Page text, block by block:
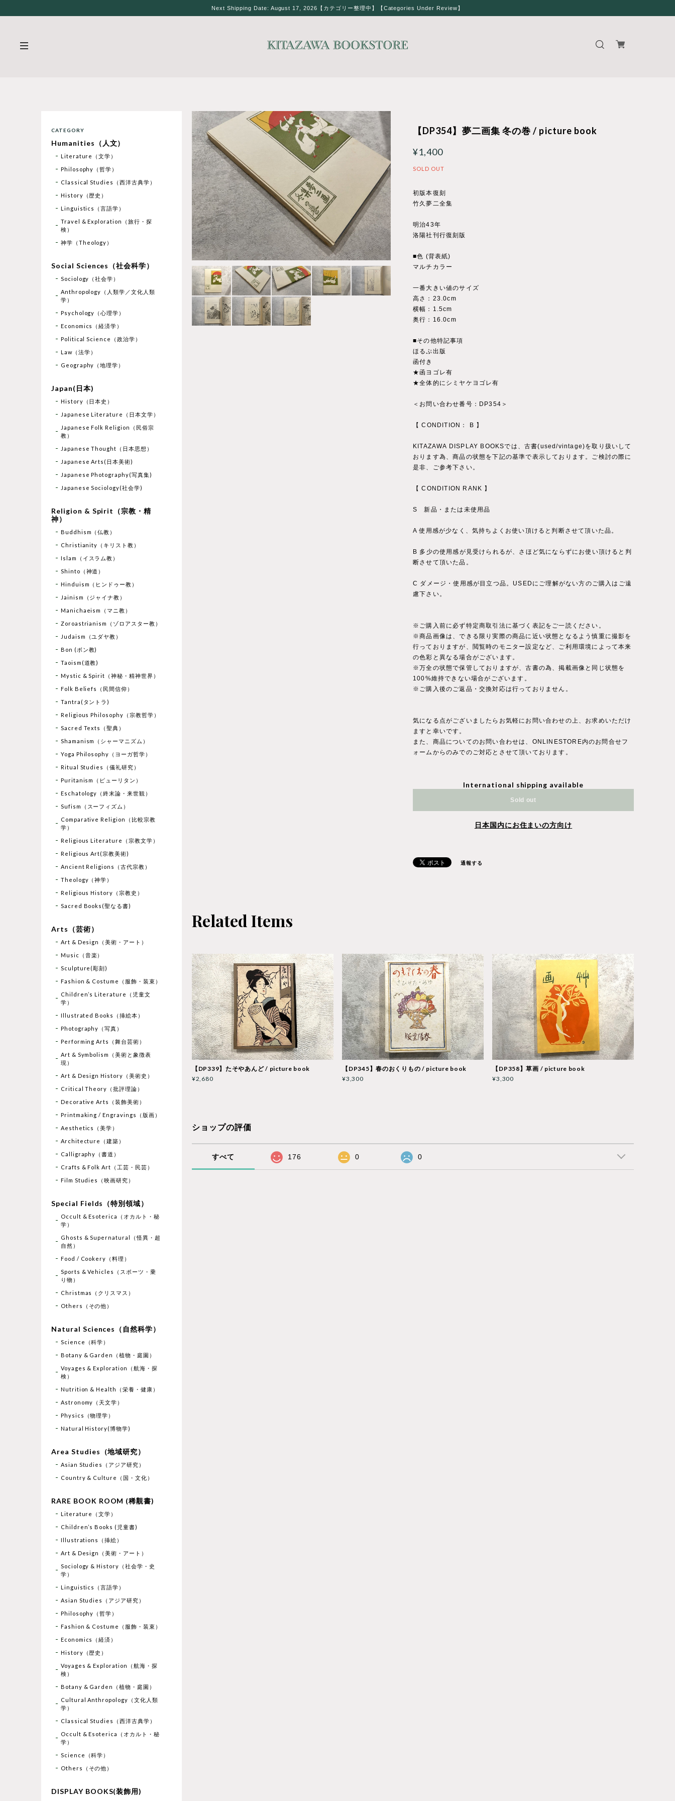
Next Shipping Date: August 17, 2026【カテゴリー整理中】【Categories Under Review】
【DP354】夢二画集 冬の巻 / picture book
¥1,400
SOLD OUT
初版本復刻
竹久夢二全集
明治43年
洛陽社刊行復刻版
■色 (背表紙)
マルチカラー
一番大きい値のサイズ
高さ：23.0cm
横幅：1.5cm
奥行：16.0cm
■その他特記事項
ほるぷ出版
函付き
★函ヨゴレ有
★全体的にシミヤケヨゴレ有
＜お問い合わせ番号：DP354＞
【 CONDITION： B 】
KITAZAWA DISPLAY BOOKSでは、古書(used/vintage)を取り扱いして
おります為、商品の状態を下記の基準で表示しております。ご検討の際に
是非、ご参考下さい。
【 CONDITION RANK 】
S 新品・または未使用品
A 使用感が少なく、気持ちよくお使い頂けると判断させて頂いた品。
B 多少の使用感が見受けられるが、さほど気にならずにお使い頂けると判
断させて頂いた品。
C ダメージ・使用感が目立つ品。USEDにご理解がない方のご購入はご遠
慮下さい。
※ご購入前に必ず特定商取引法に基づく表記をご一読ください。
※商品画像は、できる限り実際の商品に近い状態となるよう慎重に撮影を
行っておりますが、閲覧時のモニター設定など、ご利用環境によって本来
の色彩と異なる場合がございます。
※万全の状態で保管しておりますが、古書の為、掲載画像と同じ状態を
100%維持できない場合がございます。
※ご購入後のご返品・交換対応は行っておりません。
気になる点がございましたらお気軽にお問い合わせの上、お求めいただけ
ますと幸いです。
また、商品についてのお問い合わせは、ONLINESTORE内のお問合せフ
ォームからのみでのご対応とさせて頂いております。
International shipping available
Sold out
日本国内にお住まいの方向け
通報する
Related Items
【DP339】たそやあんど / picture book
¥2,680
【DP345】春のおくりもの / picture book
¥3,300
【DP358】草画 / picture book
¥3,300
ショップの評価
すべて 176 0 0
CATEGORY
Humanities（人文）
Literature（文学）
Philosophy（哲学）
Classical Studies（西洋古典学）
History（歴史）
Linguistics（言語学）
Travel & Exploration（旅行・探
検）
神学（Theology）
Social Sciences（社会科学）
Sociology（社会学）
Anthropology（人類学／文化人類
学）
Psychology（心理学）
Economics（経済学）
Political Science（政治学）
Law（法学）
Geography（地理学）
Japan(日本)
History（日本史）
Japanese Literature（日本文学）
Japanese Folk Religion（民俗宗
教）
Japanese Thought（日本思想）
Japanese Arts(日本美術)
Japanese Photography(写真集)
Japanese Sociology(社会学)
Religion & Spirit（宗教・精
神）
Buddhism（仏教）
Christianity（キリスト教）
Islam（イスラム教）
Shinto（神道）
Hinduism（ヒンドゥー教）
Jainism（ジャイナ教）
Manichaeism（マニ教）
Zoroastrianism（ゾロアスター教）
Judaism（ユダヤ教）
Bon (ボン教)
Taoism(道教)
Mystic & Spirit（神秘・精神世界）
Folk Beliefs（民間信仰）
Tantra(タントラ)
Religious Philosophy（宗教哲学）
Sacred Texts（聖典）
Shamanism（シャーマニズム）
Yoga Philosophy（ヨーガ哲学）
Ritual Studies（儀礼研究）
Puritanism（ピューリタン）
Eschatology（終末論・来世観）
Sufism（スーフィズム）
Comparative Religion（比較宗教
学）
Religious Literature（宗教文学）
Religious Art(宗教美術)
Ancient Religions（古代宗教）
Theology（神学）
Religious History（宗教史）
Sacred Books(聖なる書)
Arts（芸術）
Art & Design（美術・アート）
Music（音楽）
Sculpture(彫刻)
Fashion & Costume（服飾・装束）
Children’s Literature（児童文
学）
Illustrated Books（挿絵本）
Photography（写真）
Performing Arts（舞台芸術）
Art & Symbolism（美術と象徴表
現）
Art & Design History（美術史）
Critical Theory（批評理論）
Decorative Arts（装飾美術）
Printmaking / Engravings（版画）
Aesthetics（美学）
Architecture（建築）
Calligraphy（書道）
Crafts & Folk Art（工芸・民芸）
Film Studies（映画研究）
Special Fields（特別領域）
Occult & Esoterica（オカルト・秘
学）
Ghosts & Supernatural（怪異・超
自然）
Food / Cookery（料理）
Sports & Vehicles（スポーツ・乗
り物）
Christmas（クリスマス）
Others（その他）
Natural Sciences（自然科学）
Science（科学）
Botany & Garden（植物・庭園）
Voyages & Exploration（航海・探
検）
Nutrition & Health（栄養・健康）
Astronomy（天文学）
Physics（物理学）
Natural History(博物学)
Area Studies（地域研究）
Asian Studies（アジア研究）
Country & Culture（国・文化）
RARE BOOK ROOM (稀覯書)
Literature（文学）
Children’s Books (児童書)
Illustrations（挿絵）
Art & Design（美術・アート）
Sociology & History（社会学・史
学）
Linguistics（言語学）
Asian Studies（アジア研究）
Philosophy（哲学）
Fashion & Costume（服飾・装束）
Economics（経済）
History（歴史）
Voyages & Exploration（航海・探
検）
Botany & Garden（植物・庭園）
Cultural Anthropology（文化人類
学）
Classical Studies（西洋古典学）
Occult & Esoterica（オカルト・秘
学）
Science（科学）
Others（その他）
DISPLAY BOOKS(装飾用)